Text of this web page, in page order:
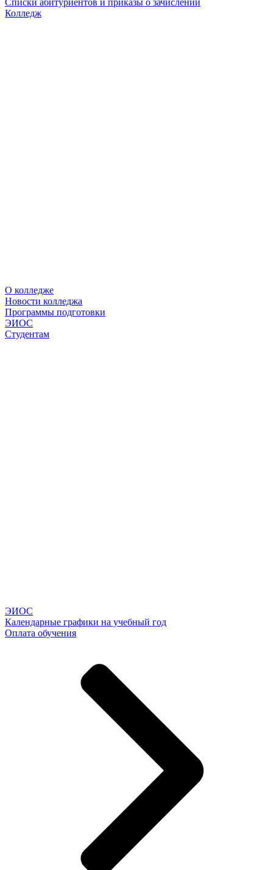
Списки абитуриентов и приказы о зачислении
Колледж
О колледже
Новости колледжа
Программы подготовки
ЭИОС
Студентам
ЭИОС
Календарные графики на учебный год
Оплата обучения